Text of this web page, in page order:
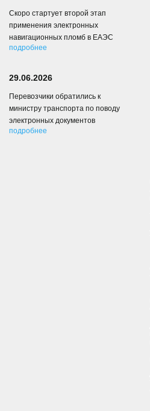
Скоро стартует второй этап
применения электронных
навигационных пломб в ЕАЭС
подробнее
29.06.2026
Перевозчики обратились к
министру транспорта по поводу
электронных документов
подробнее